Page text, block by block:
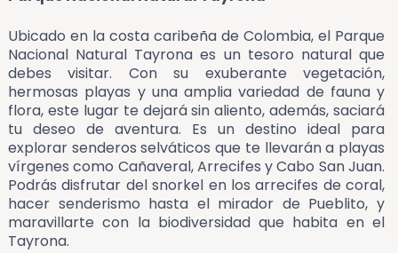
Ubicado en la costa caribeña de Colombia, el Parque
Nacional Natural Tayrona es un tesoro natural que
debes visitar. Con su exuberante vegetación,
hermosas playas y una amplia variedad de fauna y
flora, este lugar te dejará sin aliento, además, saciará
tu deseo de aventura. Es un destino ideal para
explorar senderos selváticos que te llevarán a playas
vírgenes como Cañaveral, Arrecifes y Cabo San Juan.
Podrás disfrutar del snorkel en los arrecifes de coral,
hacer senderismo hasta el mirador de Pueblito, y
maravillarte con la biodiversidad que habita en el
Tayrona.